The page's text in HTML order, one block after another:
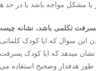
با مشکل مواجه باشد یا در
پسرفت تکلمی باشد، نشانه
سوال که ایا کودک کلماتی
میدهد که ایا کودک
طور هدفدار وصحیح استفاده